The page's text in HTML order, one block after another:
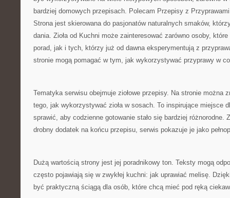
bardziej domowych przepisach. Polecam Przepisy z
Strona jest skierowana do pasjonatów naturalnych smaków,
dania. Zioła od Kuchni może zainteresować zarówno osoby,
porad, jak i tych, którzy już od dawna eksperymentują z
stronie mogą pomagać w tym, jak wykorzystywać przyprawy w
Tematyka serwisu obejmuje ziołowe przepisy. Na stronie można
tego, jak wykorzystywać zioła w sosach. To inspirujące miejsce
sprawić, aby codzienne gotowanie stało się bardziej różnorodne.
drobny dodatek na końcu przepisu, serwis pokazuje je jako
Dużą wartością strony jest jej poradnikowy ton. Teksty mogą
często pojawiają się w zwykłej kuchni: jak uprawiać melisę.
być praktyczną ściągą dla osób, które chcą mieć pod ręką